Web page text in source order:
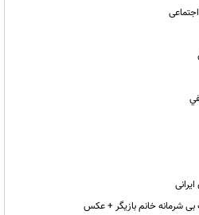
شرمانه خانم بازیگر + عکس